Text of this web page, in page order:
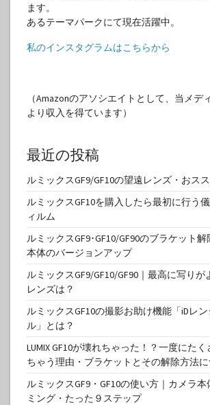
ます。
あるテーマパークにて現在活躍中。
私のインスタグラムはこちらから
（Amazonのアソシエイトとして、当メデ
より収入を得ています）
最近の投稿
ルミックスGF9/GF10の望遠レンズ・おス
ルミックスGF10を購入したら最初に行う
ィルム
ルミックスGF9･GF10/GF90のブラケット
本体のバージョンアップ
ルミックスGF9/GF10/GF90｜最高に写り
レンズは？
ルミックスGF10の撮影お助け機能「iDレ
ル」とは？
LUMIX GF10が壊れちゃった！？一度にた
ちゃう理由・ブラケットとその解除方法
ルミックスGF9・GF10の使い方｜カメラ
ミング・たった９ステップ